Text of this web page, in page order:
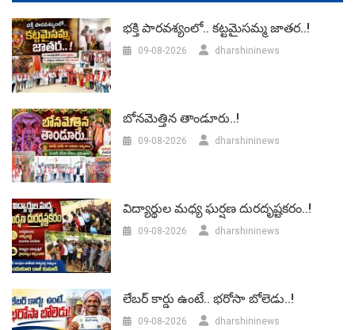
భక్తి పారవశ్యంలో.. కట్టమైసమ్మ జాతర..!
09-08-2026 dharshininews
బోనమెత్తిన తాండూరు..!
09-08-2026 dharshininews
విద్యార్థుల మధ్య ఘర్షణ దురదృష్టకరం..!
09-08-2026 dharshininews
లేబర్‌ కార్డు ఉంటే.. భరోసా బోలెడు..!
09-08-2026 dharshininews